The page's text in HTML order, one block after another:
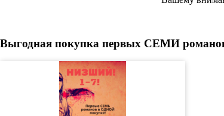
Выгодная покупка первых СЕМИ